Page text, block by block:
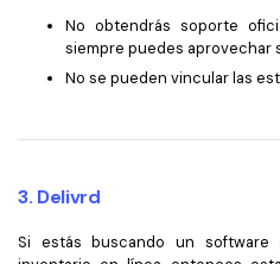
No obtendrás soporte
siempre puedes aprovechar
No se pueden vincular las
3. Delivrd
Si estás buscando un software